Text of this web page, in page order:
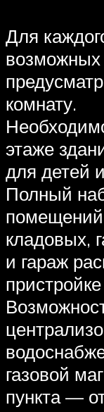
Для
возможных
комнату.
этаже
для детей
Полный
кладовых,
и гараж
газовой
пункта —